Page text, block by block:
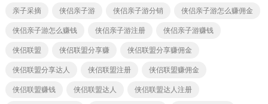
亲子采摘 侠侣亲子游 侠侣亲子游分销 侠侣亲子游怎么赚佣金
侠侣亲子游怎么赚钱 侠侣亲子游注册 侠侣亲子游赚钱
侠侣联盟 侠侣联盟分享赚 侠侣联盟分享赚佣金
侠侣联盟分享达人 侠侣联盟注册 侠侣联盟赚佣金
侠侣联盟赚钱 侠侣联盟达人 侠侣联盟达人注册